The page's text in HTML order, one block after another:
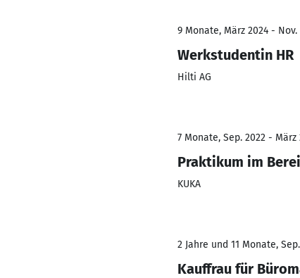
9 Monate, März 2024 - Nov.
Werkstudentin HR
Hilti AG
7 Monate, Sep. 2022 - März
Praktikum im
KUKA
2 Jahre und 11 Monate,
Kauffrau für